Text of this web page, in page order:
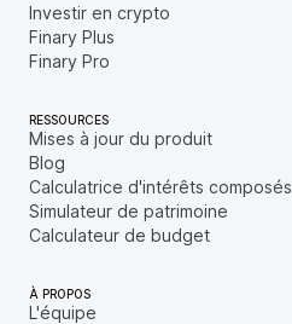
Investir en crypto
Finary Plus
Finary Pro
RESSOURCES
Mises à jour du produit
Blog
Calculatrice d'intérêts composés
Simulateur de patrimoine
Calculateur de budget
À PROPOS
L'équipe